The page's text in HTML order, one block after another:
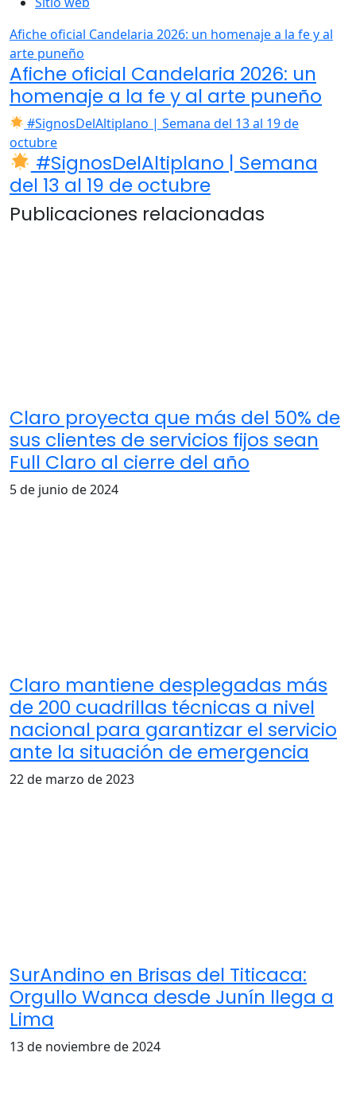
Afiche oficial Candelaria 2026: un homenaje a la fe y al
arte puneño
Afiche oficial Candelaria 2026: un
homenaje a la fe y al arte puneño
#SignosDelAltiplano | Semana del 13 al 19 de
octubre
#SignosDelAltiplano | Semana
del 13 al 19 de octubre
Publicaciones relacionadas
Claro proyecta que más del 50% de
sus clientes de servicios fijos sean
Full Claro al cierre del año
5 de junio de 2024
Claro mantiene desplegadas más
de 200 cuadrillas técnicas a nivel
nacional para garantizar el servicio
ante la situación de emergencia
22 de marzo de 2023
SurAndino en Brisas del Titicaca:
Orgullo Wanca desde Junín llega a
Lima
13 de noviembre de 2024